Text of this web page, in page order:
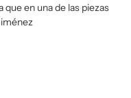
que en una de las piezas